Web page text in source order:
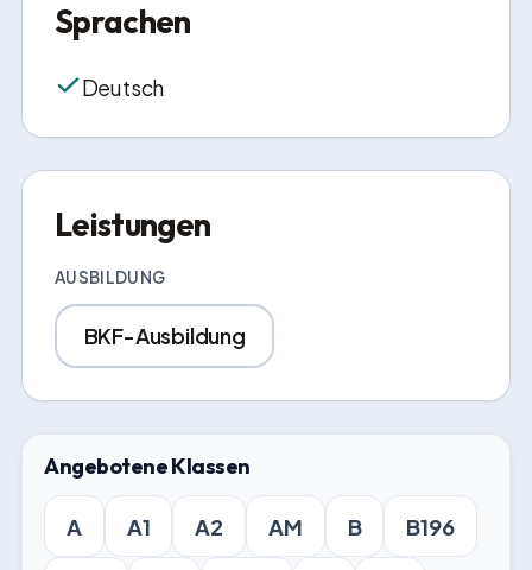
Sprachen
Deutsch
Leistungen
AUSBILDUNG
BKF-Ausbildung
Angebotene Klassen
A A1 A2 AM B B196